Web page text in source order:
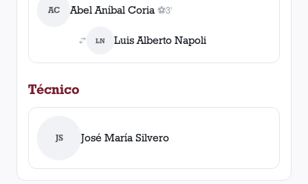
AC Abel Aníbal Coria ⚽
1gol
3'
LN Luis Alberto Napoli
Técnico
JS José María Silvero